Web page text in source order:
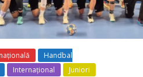
Handbal
Internațional Juniori